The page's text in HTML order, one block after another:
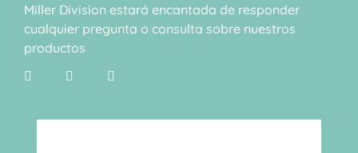
Miller Division estará encantada de responder
cualquier pregunta o consulta sobre nuestros
productos